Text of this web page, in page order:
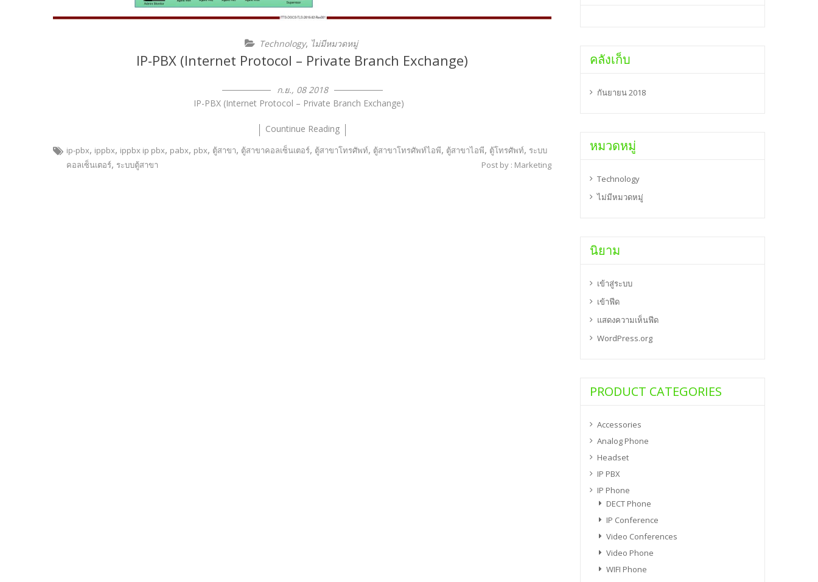
Technology, ไม่มีหมวดหมู่
IP-PBX (Internet Protocol – Private Branch Exchange)
ก.ย., 08 2018
IP-PBX (Internet Protocol – Private Branch Exchange)
Countinue Reading
ip-pbx, ippbx, ippbx ip pbx, pabx, pbx, ตู้สาขา, ตู้สาขาคอลเซ็นเตอร์, ตู้สาขาโทรศัพท์, ตู้สาขาโทรศัพท์ไอพี, ตู้สาขาไอพี, ตู้โทรศัพท์, ระบบ
คอลเซ็นเตอร์, ระบบตู้สาขา Post by : Marketing
คลังเก็บ
กันยายน 2018
หมวดหมู่
Technology
ไม่มีหมวดหมู่
นิยาม
เข้าสู่ระบบ
เข้าฟีด
แสดงความเห็นฟีด
WordPress.org
PRODUCT CATEGORIES
Accessories
Analog Phone
Headset
IP PBX
IP Phone
DECT Phone
IP Conference
Video Conferences
Video Phone
WIFI Phone